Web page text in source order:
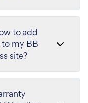
to add
my BB
site?